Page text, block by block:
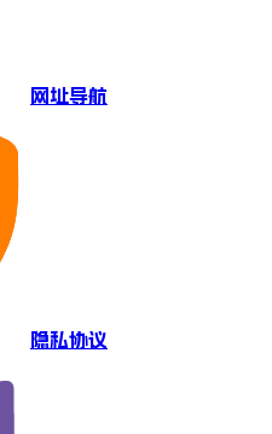
网址导航
隐私协议